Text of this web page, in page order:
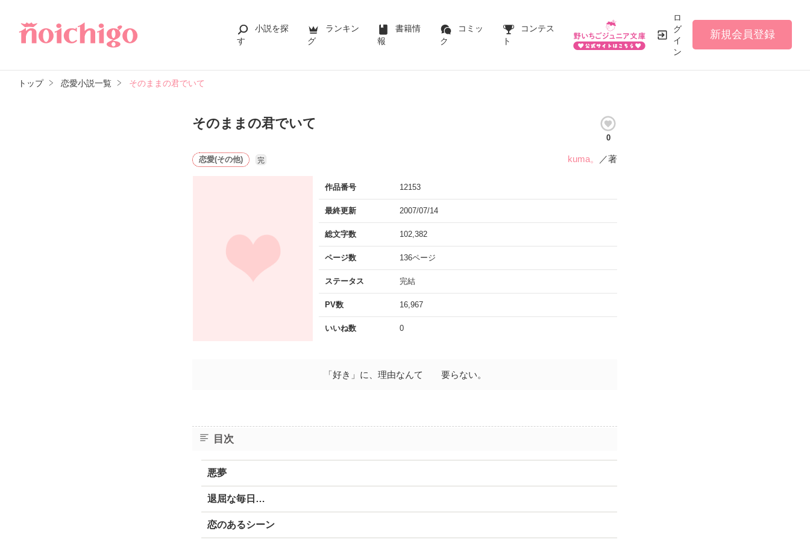
小説を探
す
ランキン
グ
書籍情
報
コミッ
ク
コンテス
ト
ロ
グ
イ
ン
新規会員登録
トップ 恋愛小説一覧 そのままの君でいて
そのままの君でいて
0
恋愛(その他) 完 kuma。 ／著
作品番号 12153
最終更新 2007/07/14
総文字数 102,382
ページ数 136ページ
ステータス 完結
PV数 16,967
いいね数 0
「好き」に、理由なんて 要らない。
目次
悪夢
退屈な毎日…
恋のあるシーン